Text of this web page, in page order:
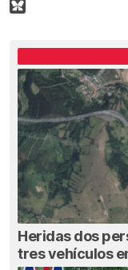
Heridas dos
tres vehículos